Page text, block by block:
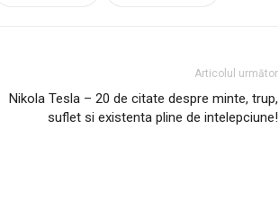
Articolul următor
Nikola Tesla – 20 de citate despre minte, trup,
suflet si existenta pline de intelepciune!